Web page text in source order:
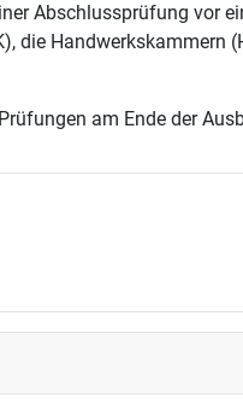
Abschlussprüfung vor
die
am Ende der